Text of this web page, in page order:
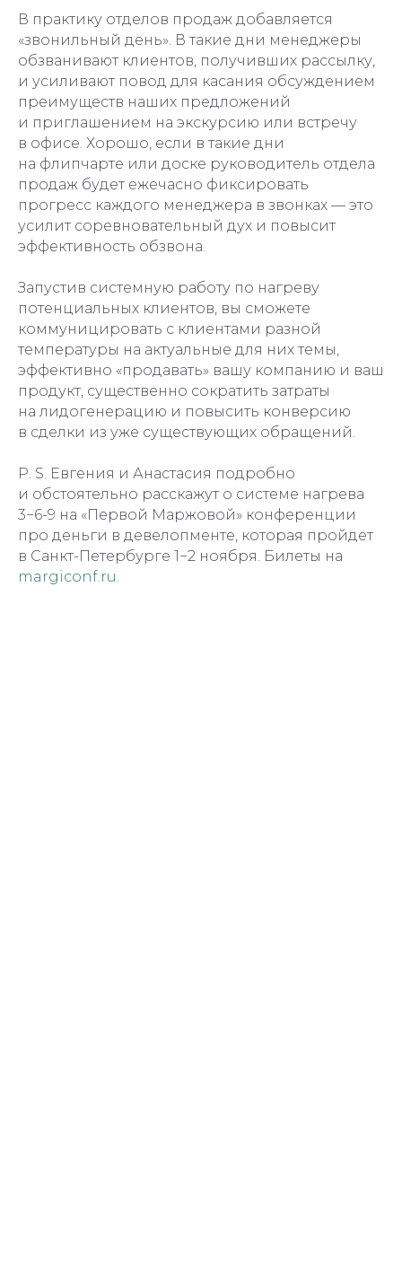
В практику отделов продаж добавляется
«звонильный день». В такие дни менеджеры
обзванивают клиентов, получивших рассылку,
и усиливают повод для касания обсуждением
преимуществ наших предложений
и приглашением на экскурсию или встречу
в офисе. Хорошо, если в такие дни
на флипчарте или доске руководитель отдела
продаж будет ежечасно фиксировать
прогресс каждого менеджера в звонках — это
усилит соревновательный дух и повысит
эффективность обзвона.
Запустив системную работу по нагреву
потенциальных клиентов, вы сможете
коммуницировать с клиентами разной
температуры на актуальные для них темы,
эффективно «продавать» вашу компанию и ваш
продукт, существенно сократить затраты
на лидогенерацию и повысить конверсию
в сделки из уже существующих обращений.
P. S. Евгения и Анастасия подробно
и обстоятельно расскажут о системе нагрева
3−6-9 на «Первой Маржовой» конференции
про деньги в девелопменте, которая пройдет
в Санкт-Петербурге 1−2 ноября. Билеты на
margiconf.ru.